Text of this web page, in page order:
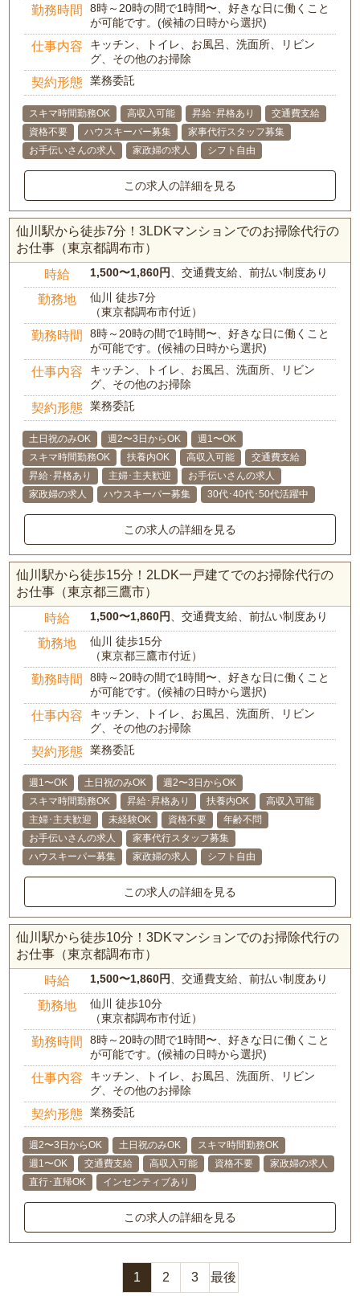
勤務時間
8時～20時の間で1時間〜、好きな日に働くこと
が可能です。(候補の日時から選択)
仕事内容
キッチン、トイレ、お風呂、洗面所、リビン
グ、その他のお掃除
契約形態 業務委託
スキマ時間勤務OK 高収入可能 昇給･昇格あり
交通費支給
資格不要
ハウスキーパー募集
家事代行スタッフ募集
お手伝いさんの求人
家政婦の求人 シフト自由
この求人の詳細を見る
仙川駅から徒歩7分！3LDKマンションでのお掃除代行の
お仕事（東京都調布市）
時給 1,500〜1,860円 、交通費支給、前払い制度あり
勤務地
仙川 徒歩7分
（東京都調布市付近）
勤務時間
8時～20時の間で1時間〜、好きな日に働くこと
が可能です。(候補の日時から選択)
仕事内容
キッチン、トイレ、お風呂、洗面所、リビン
グ、その他のお掃除
契約形態 業務委託
土日祝のみOK 週2〜3日からOK
週1〜OK
スキマ時間勤務OK
扶養内OK 高収入可能
交通費支給
昇給･昇格あり
主婦･主夫歓迎
お手伝いさんの求人
家政婦の求人
ハウスキーパー募集 30代･40代･50代活躍中
この求人の詳細を見る
仙川駅から徒歩15分！2LDK一戸建てでのお掃除代行の
お仕事（東京都三鷹市）
時給 1,500〜1,860円 、交通費支給、前払い制度あり
勤務地
仙川 徒歩15分
（東京都三鷹市付近）
勤務時間
8時～20時の間で1時間〜、好きな日に働くこと
が可能です。(候補の日時から選択)
仕事内容
キッチン、トイレ、お風呂、洗面所、リビン
グ、その他のお掃除
契約形態 業務委託
週1〜OK 土日祝のみOK
週2〜3日からOK
スキマ時間勤務OK
昇給･昇格あり 扶養内OK
高収入可能
主婦･主夫歓迎
未経験OK 資格不要
年齢不問
お手伝いさんの求人
家事代行スタッフ募集
ハウスキーパー募集
家政婦の求人 シフト自由
この求人の詳細を見る
仙川駅から徒歩10分！3DKマンションでのお掃除代行の
お仕事（東京都調布市）
時給 1,500〜1,860円 、交通費支給、前払い制度あり
勤務地
仙川 徒歩10分
（東京都調布市付近）
勤務時間
8時～20時の間で1時間〜、好きな日に働くこと
が可能です。(候補の日時から選択)
仕事内容
キッチン、トイレ、お風呂、洗面所、リビン
グ、その他のお掃除
契約形態 業務委託
週2〜3日からOK 土日祝のみOK
スキマ時間勤務OK
週1〜OK
交通費支給 高収入可能 資格不要
家政婦の求人
直行･直帰OK
インセンティブあり
この求人の詳細を見る
1 2 3 最後